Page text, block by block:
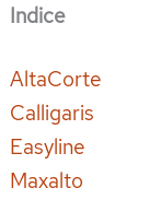
Indice
AltaCorte
Calligaris
Easyline
Maxalto